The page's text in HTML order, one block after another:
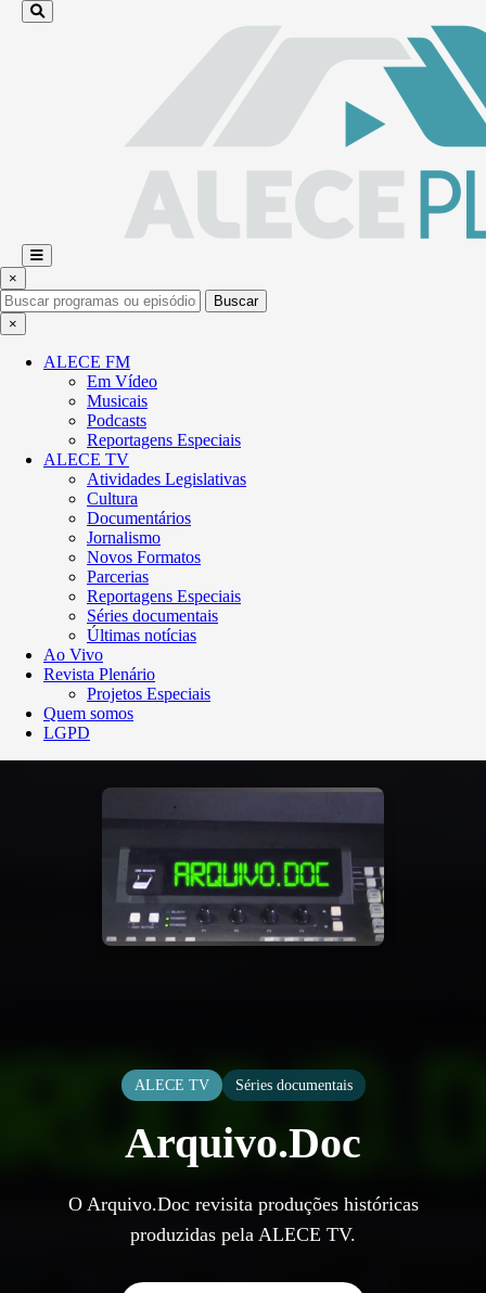
×
Buscar
×
ALECE FM
Em Vídeo
Musicais
Podcasts
Reportagens Especiais
ALECE TV
Atividades Legislativas
Cultura
Documentários
Jornalismo
Novos Formatos
Parcerias
Reportagens Especiais
Séries documentais
Últimas notícias
Ao Vivo
Revista Plenário
Projetos Especiais
Quem somos
LGPD
ALECE TV Séries documentais
Arquivo.Doc
O Arquivo.Doc revisita produções históricas
produzidas pela ALECE TV.